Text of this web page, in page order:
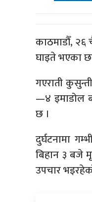
काठमाडौँ,
घाइते भएका
गएराती
—४ इमाडोल
छ ।
दुर्घटनामा
बिहान ३ बजे
उपचार